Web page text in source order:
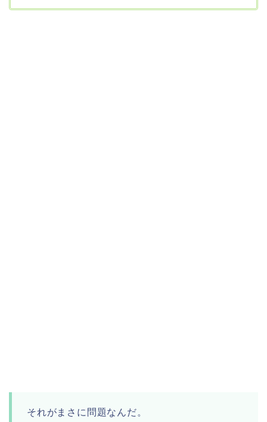
それがまさに問題なんだ。